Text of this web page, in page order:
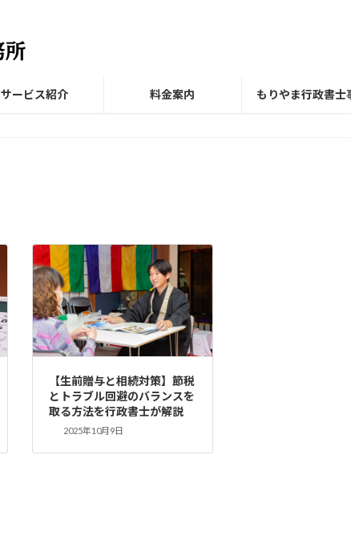
サービス紹介 料金案内 もりやま行政書士
【生前贈与と相続対策】節税
とトラブル回避のバランスを
取る方法を行政書士が解説
2025年10月9日